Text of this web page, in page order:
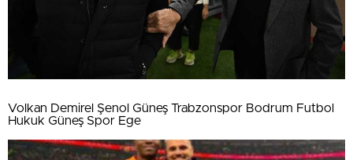
Volkan Demirel Şenol Güneş Trabzonspor Bodrum Futbol
Hukuk Güneş Spor Ege